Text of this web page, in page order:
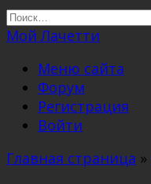
Перейти
к
Search
for:
Мой Лачетти
Меню сайта
Форум
Регистрация
Войти
Главная страница »